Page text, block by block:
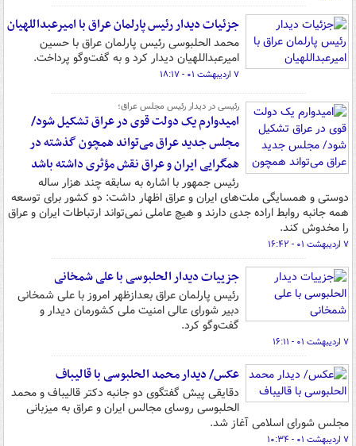
جزئیات دیدار رئیس پارلمان عراق با امیرعبداللهیان
محمد الحلبوسی رئیس پارلمان عراق با حسین
امیرعبداللهیان دیدار کرد و به گفت‌وگو پرداخت.
۷ اردیبهشت ۰۱ - ۱۸:۱۷
رئیسی در دیدار رئیس مجلس عراق؛
امیدوارم یک دولت قوی در عراق تشکیل شود/
مجلس جدید عراق می‌تواند همچون گذشته در
همگرایی ایران و عراق نقش مؤثری داشته باشد
رئیس جمهور با اشاره به سابقه چند هزار ساله
دوستی و همسایگی ملت‌های ایران و عراق اظهار داشت: دو کشور برای توسعه
همه جانبه روابط اراده جدی دارند و هیچ عاملی نمی‌تواند ارتباطات ایران و عراق
را مخدوش کند.
۷ اردیبهشت ۰۱ - ۱۶:۴۲
جزییات دیدار الحلبوسی با علی شمخانی
رئیس پارلمان عراق بعدازظهر امروز با علی شمخانی
دبیر شورای عالی امنیت ملی کشورمان دیدار و
گفت‌وگو کرد.
۷ اردیبهشت ۰۱ - ۱۶:۱۱
عکس/ دیدار محمد الحلبوسی با قالیباف
دقایقی پیش گفتگوی دو جانبه دکتر قالیباف و محمد
الحلبوسی روسای مجالس ایران و عراق به میزبانی
مجلس شورای اسلامی آغاز شد.
۷ اردیبهشت ۰۱ - ۱۰:۳۴